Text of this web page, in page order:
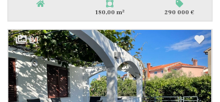
180,00 m2 290 000 €
21